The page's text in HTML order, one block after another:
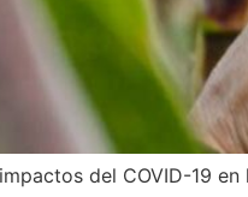
del COVID-19